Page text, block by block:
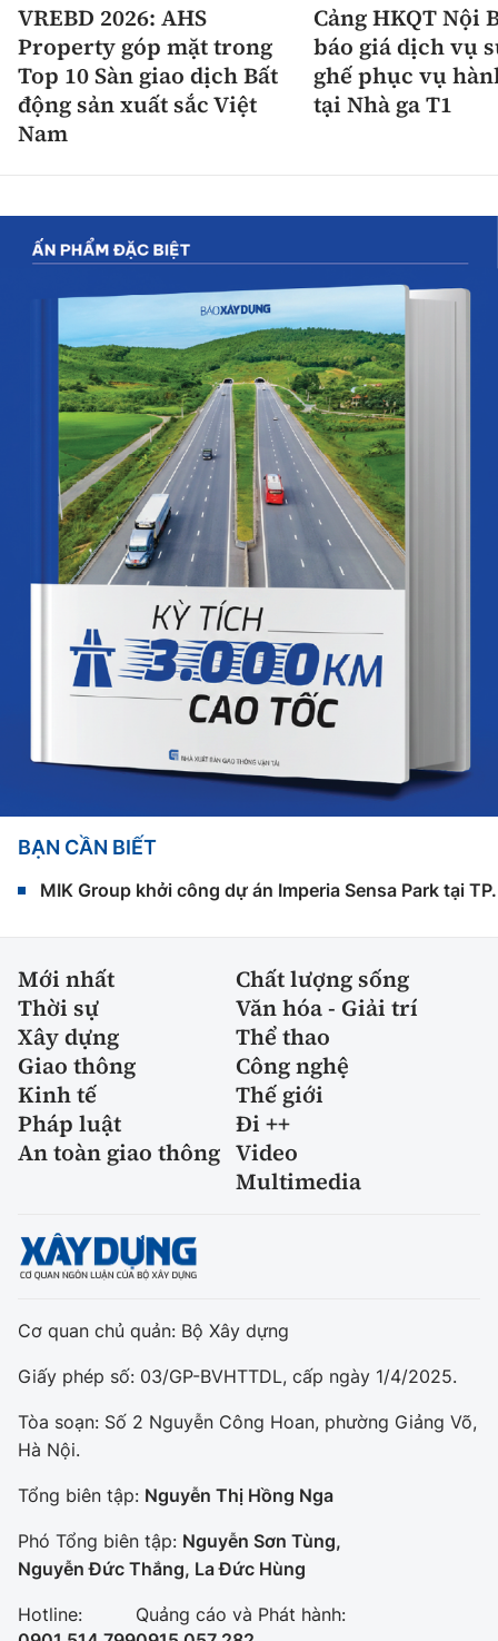
VREBD 2026: AHS
Property góp mặt trong
Top 10 Sàn giao dịch Bất
động sản xuất sắc Việt
Nam
Cảng HKQT Nội
báo giá dịch vụ
ghế phục vụ
tại Nhà ga T1
BẠN CẦN BIẾT
MIK Group khởi công dự án Imperia Sensa Park tại
Mới nhất
Chất lượng sống
Thời sự
Văn hóa - Giải trí
Xây dựng
Thể thao
Giao thông
Công nghệ
Kinh tế
Thế giới
Pháp luật
Đi ++
An toàn giao thông Video
Multimedia
Cơ quan chủ quản: Bộ Xây dựng
Giấy phép số: 03/GP-BVHTTDL, cấp ngày 1/4/2025.
Tòa soạn: Số 2 Nguyễn Công Hoan, phường Giảng Võ,
Hà Nội.
Tổng biên tập: Nguyễn Thị Hồng Nga
Phó Tổng biên tập: Nguyễn Sơn Tùng,
Nguyễn Đức Thắng, La Đức Hùng
Hotline:
Quảng cáo và Phát hành: